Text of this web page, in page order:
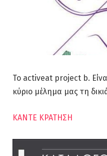
Το activeat project b.
κύριο μέλημα μας τη
ΚΑΝΤΕ ΚΡΑΤΗΣΗ